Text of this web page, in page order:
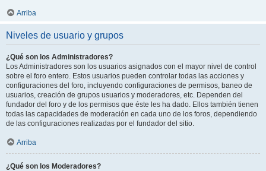
Arriba
Niveles de usuario y grupos
¿Qué son los Administradores?
Los Administradores son los usuarios asignados con el mayor nivel de control
sobre el foro entero. Estos usuarios pueden controlar todas las acciones y
configuraciones del foro, incluyendo configuraciones de permisos, baneo de
usuarios, creación de grupos usuarios y moderadores, etc. Dependen del
fundador del foro y de los permisos que éste les ha dado. Ellos también tienen
todas las capacidades de moderación en cada uno de los foros, dependiendo
de las configuraciones realizadas por el fundador del sitio.
Arriba
¿Qué son los Moderadores?